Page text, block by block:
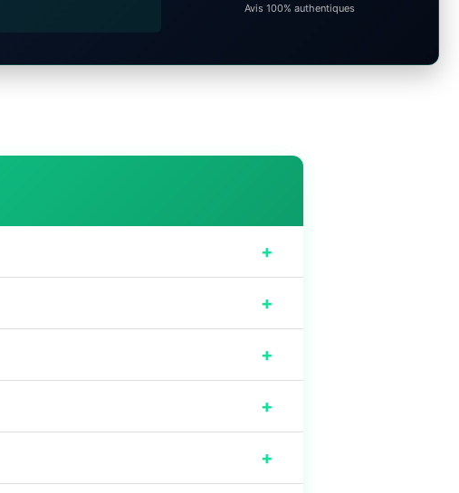
Avis 100% authentiques
+
+
+
+
+